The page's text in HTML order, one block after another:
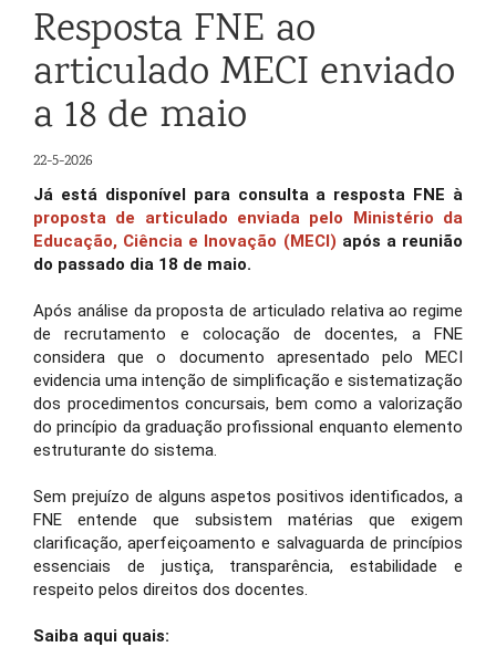
Resposta FNE ao
articulado MECI enviado
a 18 de maio
22-5-2026
Já está disponível para consulta a resposta FNE à
proposta de articulado enviada pelo Ministério da
Educação, Ciência e Inovação (MECI) após a reunião
do passado dia 18 de maio.
Após análise da proposta de articulado relativa ao regime
de recrutamento e colocação de docentes, a FNE
considera que o documento apresentado pelo MECI
evidencia uma intenção de simplificação e sistematização
dos procedimentos concursais, bem como a valorização
do princípio da graduação profissional enquanto elemento
estruturante do sistema.
Sem prejuízo de alguns aspetos positivos identificados, a
FNE entende que subsistem matérias que exigem
clarificação, aperfeiçoamento e salvaguarda de princípios
essenciais de justiça, transparência, estabilidade e
respeito pelos direitos dos docentes.
Saiba aqui quais: